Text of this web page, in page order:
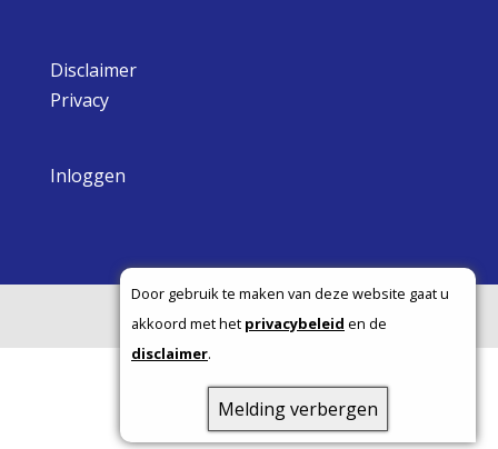
Door gebruik te maken van deze website gaat u
akkoord met het privacybeleid en de
disclaimer.
Melding verbergen
Disclaimer
Privacy
Inloggen
Copyright ©